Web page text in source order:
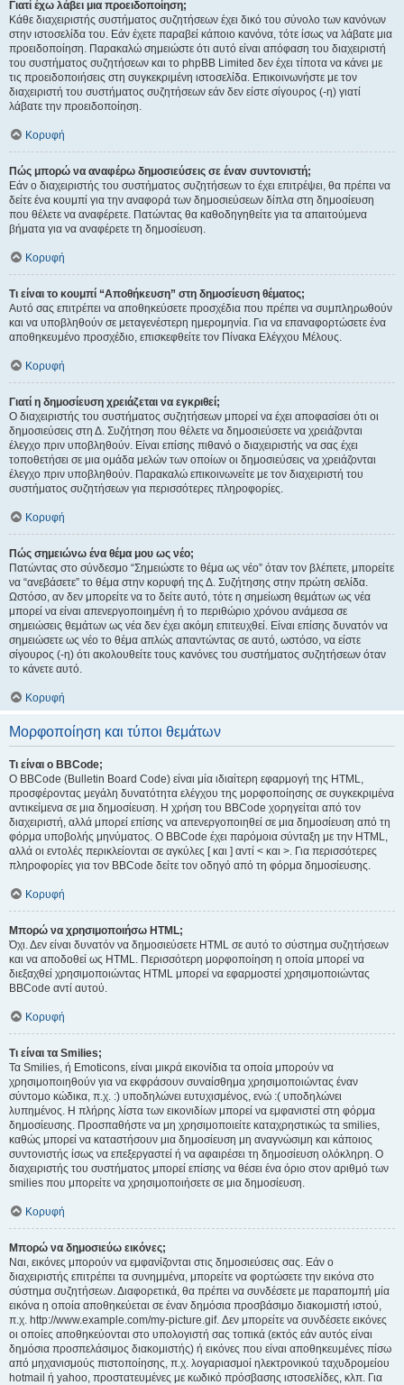
Γιατί έχω λάβει μια προειδοποίηση;
Κάθε διαχειριστής συστήματος συζητήσεων έχει δικό του σύνολο των κανόνων
στην ιστοσελίδα του. Εάν έχετε παραβεί κάποιο κανόνα, τότε ίσως να λάβατε μια
προειδοποίηση. Παρακαλώ σημειώστε ότι αυτό είναι απόφαση του διαχειριστή
του συστήματος συζητήσεων και το phpBB Limited δεν έχει τίποτα να κάνει με
τις προειδοποιήσεις στη συγκεκριμένη ιστοσελίδα. Επικοινωνήστε με τον
διαχειριστή του συστήματος συζητήσεων εάν δεν είστε σίγουρος (-η) γιατί
λάβατε την προειδοποίηση.
Κορυφή
Πώς μπορώ να αναφέρω δημοσιεύσεις σε έναν συντονιστή;
Εάν ο διαχειριστής του συστήματος συζητήσεων το έχει επιτρέψει, θα πρέπει να
δείτε ένα κουμπί για την αναφορά των δημοσιεύσεων δίπλα στη δημοσίευση
που θέλετε να αναφέρετε. Πατώντας θα καθοδηγηθείτε για τα απαιτούμενα
βήματα για να αναφέρετε τη δημοσίευση.
Κορυφή
Τι είναι το κουμπί “Αποθήκευση” στη δημοσίευση θέματος;
Αυτό σας επιτρέπει να αποθηκεύσετε προσχέδια που πρέπει να συμπληρωθούν
και να υποβληθούν σε μεταγενέστερη ημερομηνία. Για να επαναφορτώσετε ένα
αποθηκευμένο προσχέδιο, επισκεφθείτε τον Πίνακα Ελέγχου Μέλους.
Κορυφή
Γιατί η δημοσίευση χρειάζεται να εγκριθεί;
Ο διαχειριστής του συστήματος συζητήσεων μπορεί να έχει αποφασίσει ότι οι
δημοσιεύσεις στη Δ. Συζήτηση που θέλετε να δημοσιεύσετε να χρειάζονται
έλεγχο πριν υποβληθούν. Είναι επίσης πιθανό ο διαχειριστής να σας έχει
τοποθετήσει σε μια ομάδα μελών των οποίων οι δημοσιεύσεις να χρειάζονται
έλεγχο πριν υποβληθούν. Παρακαλώ επικοινωνείτε με τον διαχειριστή του
συστήματος συζητήσεων για περισσότερες πληροφορίες.
Κορυφή
Πώς σημειώνω ένα θέμα μου ως νέο;
Πατώντας στο σύνδεσμο “Σημειώστε το θέμα ως νέο” όταν τον βλέπετε, μπορείτε
να “ανεβάσετε” το θέμα στην κορυφή της Δ. Συζήτησης στην πρώτη σελίδα.
Ωστόσο, αν δεν μπορείτε να το δείτε αυτό, τότε η σημείωση θεμάτων ως νέα
μπορεί να είναι απενεργοποιημένη ή το περιθώριο χρόνου ανάμεσα σε
σημειώσεις θεμάτων ως νέα δεν έχει ακόμη επιτευχθεί. Είναι επίσης δυνατόν να
σημειώσετε ως νέο το θέμα απλώς απαντώντας σε αυτό, ωστόσο, να είστε
σίγουρος (-η) ότι ακολουθείτε τους κανόνες του συστήματος συζητήσεων όταν
το κάνετε αυτό.
Κορυφή
Μορφοποίηση και τύποι θεμάτων
Τι είναι ο BBCode;
Ο BBCode (Bulletin Board Code) είναι μία ιδιαίτερη εφαρμογή της HTML,
προσφέροντας μεγάλη δυνατότητα ελέγχου της μορφοποίησης σε συγκεκριμένα
αντικείμενα σε μια δημοσίευση. Η χρήση του BBCode χορηγείται από τον
διαχειριστή, αλλά μπορεί επίσης να απενεργοποιηθεί σε μια δημοσίευση από τη
φόρμα υποβολής μηνύματος. Ο BBCode έχει παρόμοια σύνταξη με την HTML,
αλλά οι εντολές περικλείονται σε αγκύλες [ και ] αντί < και >. Για περισσότερες
πληροφορίες για τον BBCode δείτε τον οδηγό από τη φόρμα δημοσίευσης.
Κορυφή
Μπορώ να χρησιμοποιήσω HTML;
Όχι. Δεν είναι δυνατόν να δημοσιεύσετε HTML σε αυτό το σύστημα συζητήσεων
και να αποδοθεί ως HTML. Περισσότερη μορφοποίηση η οποία μπορεί να
διεξαχθεί χρησιμοποιώντας HTML μπορεί να εφαρμοστεί χρησιμοποιώντας
BBCode αντί αυτού.
Κορυφή
Τι είναι τα Smilies;
Τα Smilies, ή Emoticons, είναι μικρά εικονίδια τα οποία μπορούν να
χρησιμοποιηθούν για να εκφράσουν συναίσθημα χρησιμοποιώντας έναν
σύντομο κώδικα, π.χ. :) υποδηλώνει ευτυχισμένος, ενώ :( υποδηλώνει
λυπημένος. Η πλήρης λίστα των εικονιδίων μπορεί να εμφανιστεί στη φόρμα
δημοσίευσης. Προσπαθήστε να μη χρησιμοποιείτε καταχρηστικώς τα smilies,
καθώς μπορεί να καταστήσουν μια δημοσίευση μη αναγνώσιμη και κάποιος
συντονιστής ίσως να επεξεργαστεί ή να αφαιρέσει τη δημοσίευση ολόκληρη. Ο
διαχειριστής του συστήματος μπορεί επίσης να θέσει ένα όριο στον αριθμό των
smilies που μπορείτε να χρησιμοποιήσετε σε μια δημοσίευση.
Κορυφή
Μπορώ να δημοσιεύω εικόνες;
Ναι, εικόνες μπορούν να εμφανίζονται στις δημοσιεύσεις σας. Εάν ο
διαχειριστής επιτρέπει τα συνημμένα, μπορείτε να φορτώσετε την εικόνα στο
σύστημα συζητήσεων. Διαφορετικά, θα πρέπει να συνδέσετε με παραπομπή μία
εικόνα η οποία αποθηκεύεται σε έναν δημόσια προσβάσιμο διακομιστή ιστού,
π.χ. http://www.example.com/my-picture.gif. Δεν μπορείτε να συνδέσετε εικόνες
οι οποίες αποθηκεύονται στο υπολογιστή σας τοπικά (εκτός εάν αυτός είναι
δημόσια προσπελάσιμος διακομιστής) ή εικόνες που είναι αποθηκευμένες πίσω
από μηχανισμούς πιστοποίησης, π.χ. λογαριασμοί ηλεκτρονικού ταχυδρομείου
hotmail ή yahoo, προστατευμένες με κωδικό πρόσβασης ιστοσελίδες, κλπ. Για